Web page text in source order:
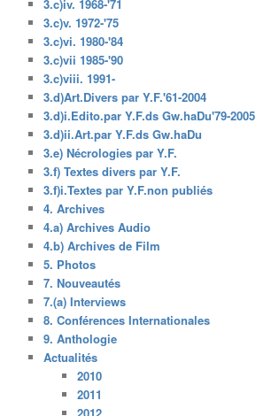
3.c)iv. 1968-'71
3.c)v. 1972-'75
3.c)vi. 1980-'84
3.c)vii 1985-'90
3.c)viii. 1991-
3.d)Art.Divers par Y.F.'61-2004
3.d)i.Edito.par Y.F.ds Gw.haDu'79-2005
3.d)ii.Art.par Y.F.ds Gw.haDu
3.e) Nécrologies par Y.F.
3.f) Textes divers par Y.F.
3.f)i.Textes par Y.F.non publiés
4. Archives
4.a) Archives Audio
4.b) Archives de Film
5. Photos
7. Nouveautés
7.(a) Interviews
8. Conférences Internationales
9. Anthologie
Actualités
2010
2011